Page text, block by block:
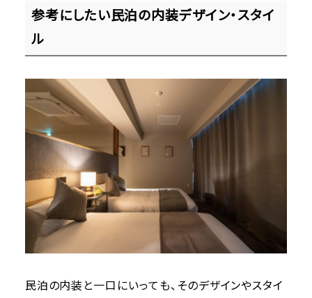
参考にしたい民泊の内装デザイン・スタイ
ル
民泊の内装と一口にいっても、そのデザインやスタイ